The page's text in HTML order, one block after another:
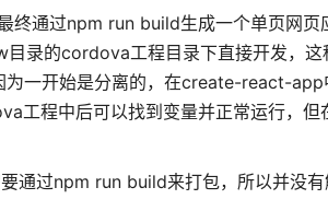
通过npm run build生成一个单页网
录的cordova工程目录下直接开发，
一开始是分离的，在create-react-
工程中后可以找到变量并正常运行，
过npm run build来打包，所以并没